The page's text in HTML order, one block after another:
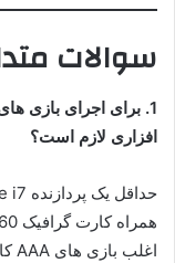
سوالات
افزاری لازم است؟
اغلب بازی های AAA کافی است.